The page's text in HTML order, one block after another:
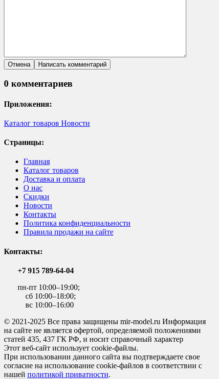
0 комментариев
Приложения:
Каталог товаров Новости
Страницы:
Главная
Каталог товаров
Доставка и оплата
О нас
Скидки
Новости
Контакты
Политика конфиденциальности
Правила продажи на сайте
Контакты:
+7 915 789-64-04
пн-пт 10:00–19:00;
сб 10:00–18:00;
вс 10:00–16:00
© 2021-2025 Все права защищены mir-model.ru Информация
на сайте не является офертой, определяемой положениями
статей 435, 437 ГК РФ, и носит справочный характер
Этот веб-сайт использует cookie-файлы.
При использовании данного сайта вы подтверждаете свое
согласие на использование cookie-файлов в соответствии с
нашей политикой приватности.